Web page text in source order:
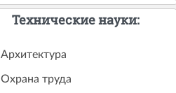
Технические науки:
Архитектура
Охрана труда